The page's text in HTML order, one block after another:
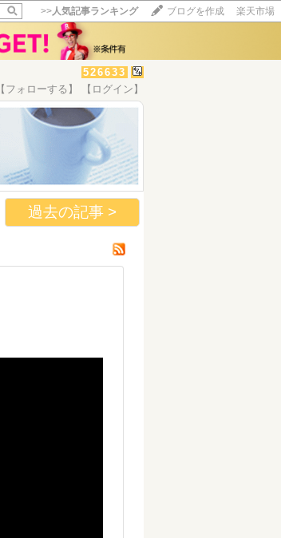
>>人気記事ランキング ブログを作成 楽天市場
526633
【フォローする】 【ログイン】
いいね!
過去の記事 >